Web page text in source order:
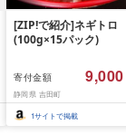
[ZIP!で紹介]ネギトロ
(100g×15パック)
寄付金額 9,000
静岡県 吉田町
1サイトで掲載